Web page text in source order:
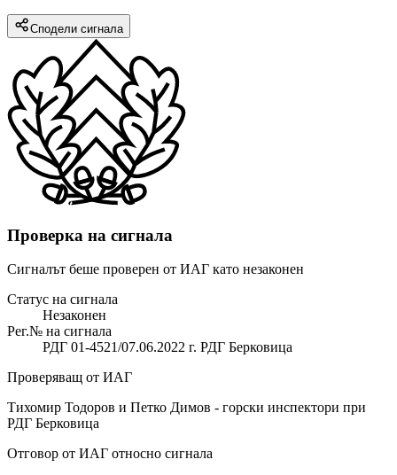
Сподели сигнала
Проверка на сигнала
Сигналът беше проверен от ИАГ като незаконен
Статус на сигнала
Незаконен
Рег.№ на сигнала
РДГ 01-4521/07.06.2022 г. РДГ Берковица
Проверяващ от ИАГ
Тихомир Тодоров и Петко Димов - горски инспектори при
РДГ Берковица
Отговор от ИАГ относно сигнала